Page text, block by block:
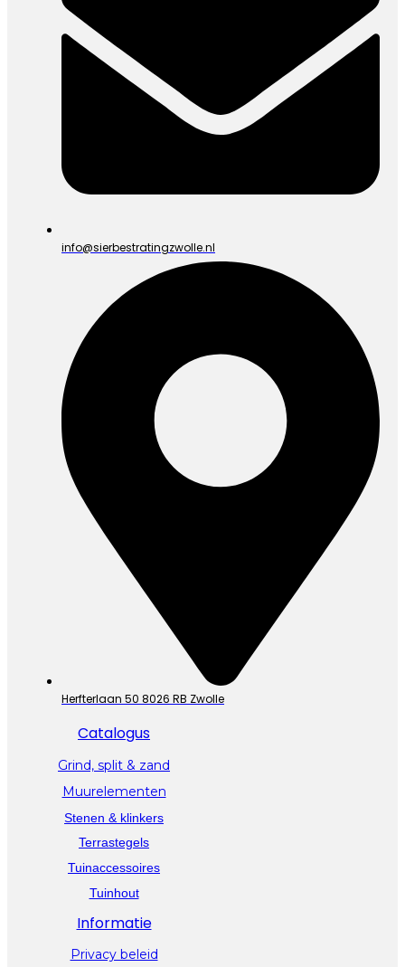
info@sierbestratingzwolle.nl
Herfterlaan 50 8026 RB Zwolle
Catalogus
Grind, split & zand
Muurelementen
Stenen & klinkers
Terrastegels
Tuinaccessoires
Tuinhout
Informatie
Privacy beleid